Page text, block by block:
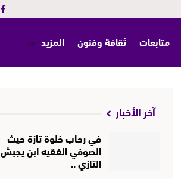
متابعات ثقافة وفنون المزيد
آخر الأخبار
في رحاب خلوة تازة حيث
الصوفي الفقيه ابن يجبش
التازي ..